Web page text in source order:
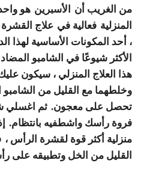
من الغريب أن الأسبرين هو
المنزلية فعالية في علاج القشرة
، أحد المكونات الأساسية لهذا
الأكثر شيوعًا في الشامبو
هذا العلاج المنزلي ، سيكون
وخلطهما مع القليل من
تحصل على معجون. ثم اغسلي
فروة رأسك واشطفيه بانتظام.
منزلية أكثر قوة لقشرة الرأس ،
القليل من الخل وتطبيقه على